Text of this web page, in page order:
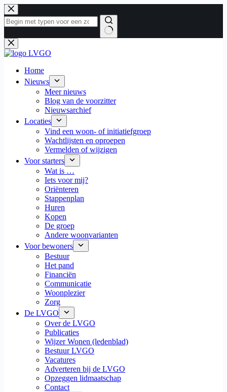
Ga
naar
de
Geen
resultaten
Home
Nieuws
Meer nieuws
Blog van de voorzitter
Nieuwsarchief
Locaties
Vind een woon- of initiatiefgroep
Wachtlijsten en oproepen
Vermelden of wijzigen
Voor starters
Wat is …
Iets voor mij?
Oriënteren
Stappenplan
Huren
Kopen
De groep
Andere woonvarianten
Voor bewoners
Bestuur
Het pand
Financiën
Communicatie
Woonplezier
Zorg
De LVGO
Over de LVGO
Publicaties
Wijzer Wonen (ledenblad)
Bestuur LVGO
Vacatures
Adverteren bij de LVGO
Opzeggen lidmaatschap
Contact